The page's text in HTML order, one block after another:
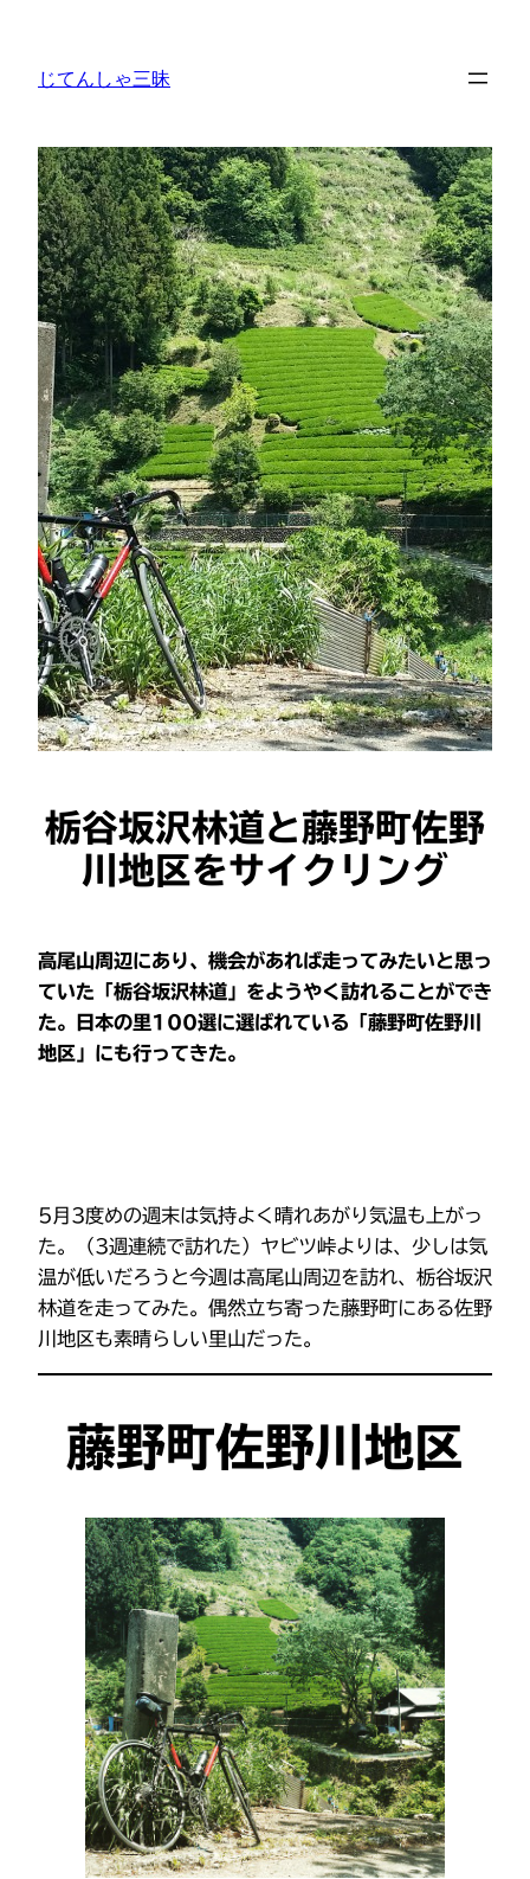
じてんしゃ三昧
栃谷坂沢林道と藤野町佐野
川地区をサイクリング
高尾山周辺にあり、機会があれば走ってみたいと思っ
ていた「栃谷坂沢林道」をようやく訪れることができ
た。日本の里100選に選ばれている「藤野町佐野川
地区」にも行ってきた。
5月3度めの週末は気持よく晴れあがり気温も上がっ
た。（3週連続で訪れた）ヤビツ峠よりは、少しは気
温が低いだろうと今週は高尾山周辺を訪れ、栃谷坂沢
林道を走ってみた。偶然立ち寄った藤野町にある佐野
川地区も素晴らしい里山だった。
藤野町佐野川地区